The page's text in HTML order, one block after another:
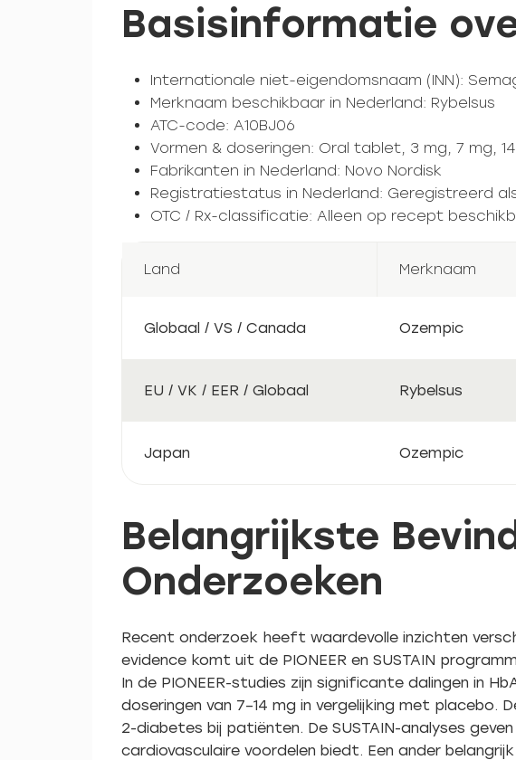
Basisinformatie
Internationale niet-eigendomsnaam (INN):
Merknaam beschikbaar in Nederland: Rybelsus
ATC-code: A10BJ06
Vormen & doseringen: Oral tablet, 3 mg, 7 mg,
Fabrikanten in Nederland: Novo Nordisk
Registratiestatus in Nederland: Geregistreerd
OTC / Rx-classificatie: Alleen op recept
Land Merknaam
Globaal / VS / Canada Ozempic
EU / VK / EER / Globaal Rybelsus
Japan Ozempic
Belangrijkste
Onderzoeken
Recent onderzoek heeft waardevolle inzichten
evidence komt uit de PIONEER en SUSTAIN
In de PIONEER-studies zijn significante dalingen in
doseringen van 7–14 mg in vergelijking met placebo.
2-diabetes bij patiënten. De SUSTAIN-analyses
cardiovasculaire voordelen biedt. Een ander